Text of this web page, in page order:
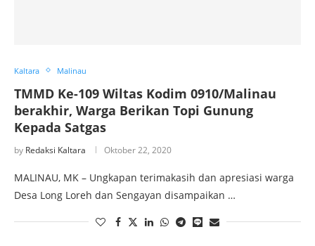
Kaltara Malinau
TMMD Ke-109 Wiltas Kodim 0910/Malinau
berakhir, Warga Berikan Topi Gunung
Kepada Satgas
by Redaksi Kaltara Oktober 22, 2020
MALINAU, MK – Ungkapan terimakasih dan apresiasi warga
Desa Long Loreh dan Sengayan disampaikan …